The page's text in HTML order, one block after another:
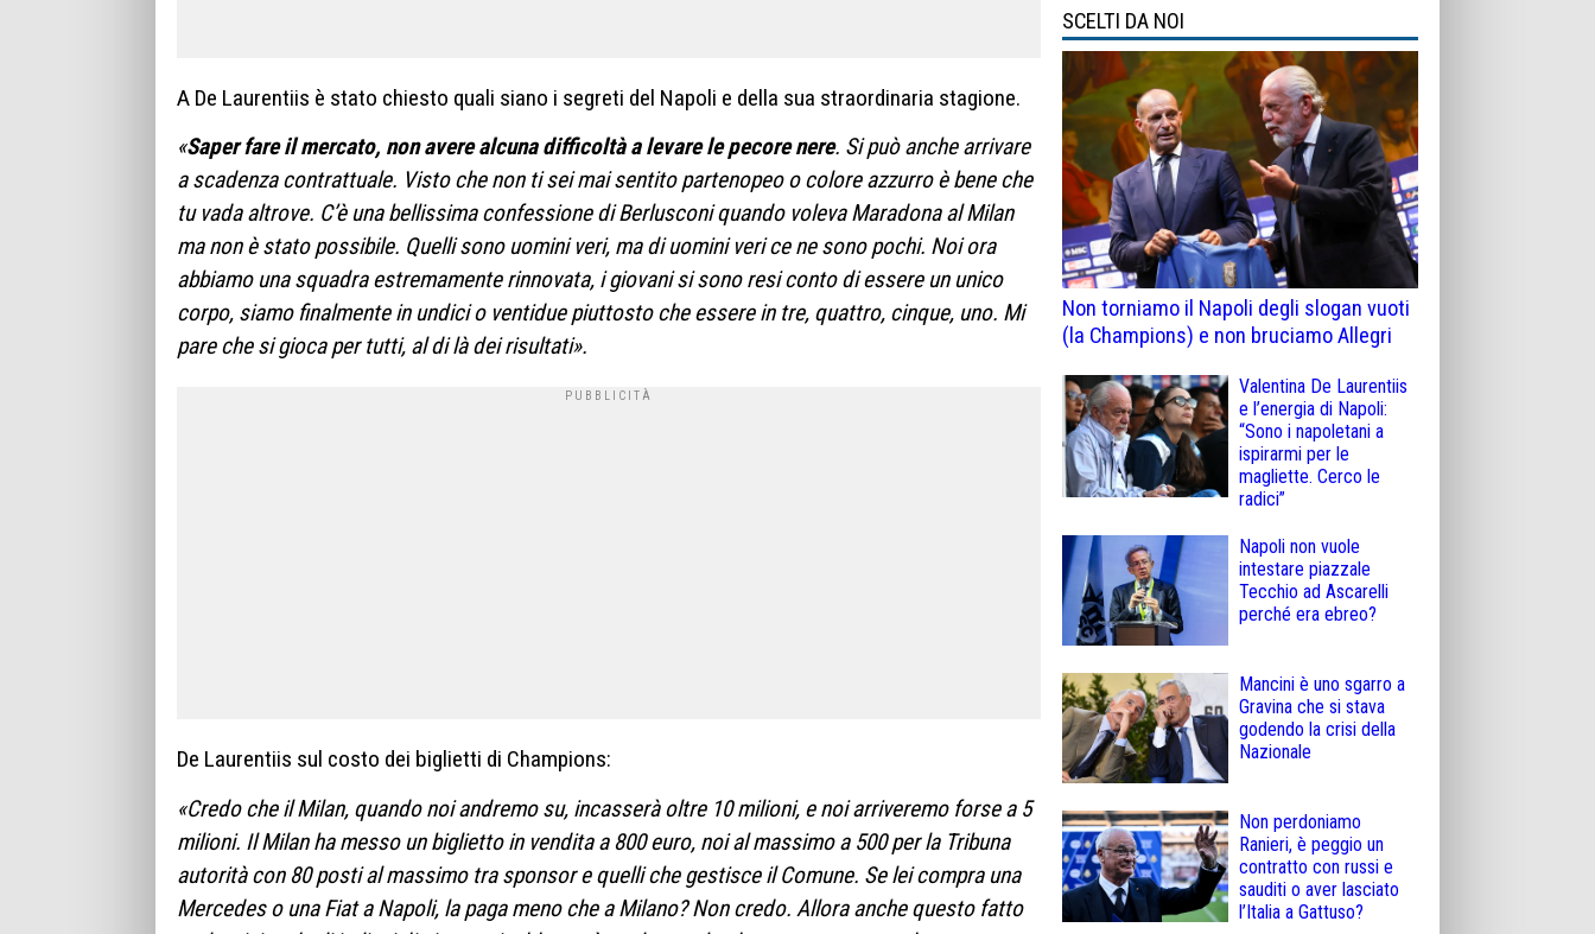
A De Laurentiis è stato chiesto quali siano i segreti del Napoli e della sua straordinaria stagione.
«Saper fare il mercato, non avere alcuna difficoltà a levare le pecore nere. Si può anche arrivare
a scadenza contrattuale. Visto che non ti sei mai sentito partenopeo o colore azzurro è bene che
tu vada altrove. C’è una bellissima confessione di Berlusconi quando voleva Maradona al Milan
ma non è stato possibile. Quelli sono uomini veri, ma di uomini veri ce ne sono pochi. Noi ora
abbiamo una squadra estremamente rinnovata, i giovani si sono resi conto di essere un unico
corpo, siamo finalmente in undici o ventidue piuttosto che essere in tre, quattro, cinque, uno. Mi
pare che si gioca per tutti, al di là dei risultati».
De Laurentiis sul costo dei biglietti di Champions:
«Credo che il Milan, quando noi andremo su, incasserà oltre 10 milioni, e noi arriveremo forse a 5
milioni. Il Milan ha messo un biglietto in vendita a 800 euro, noi al massimo a 500 per la Tribuna
autorità con 80 posti al massimo tra sponsor e quelli che gestisce il Comune. Se lei compra una
Mercedes o una Fiat a Napoli, la paga meno che a Milano? Non credo. Allora anche questo fatto
SCELTI DA NOI
Non torniamo il Napoli degli slogan vuoti
(la Champions) e non bruciamo Allegri
Valentina De Laurentiis
e l’energia di Napoli:
“Sono i napoletani a
ispirarmi per le
magliette. Cerco le
radici”
Napoli non vuole
intestare piazzale
Tecchio ad Ascarelli
perché era ebreo?
Mancini è uno sgarro a
Gravina che si stava
godendo la crisi della
Nazionale
Non perdoniamo
Ranieri, è peggio un
contratto con russi e
sauditi o aver lasciato
l’Italia a Gattuso?